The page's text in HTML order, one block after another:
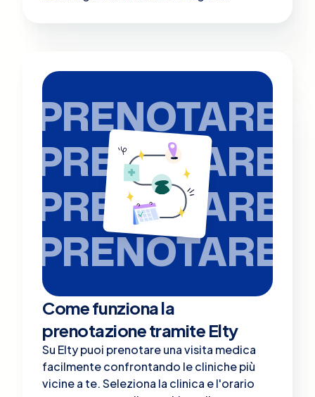
PRENOTARE
PRENOTARE
PRENOTARE
PRENOTARE
Come funziona la
prenotazione tramite Elty
Su Elty puoi prenotare una visita medica
facilmente confrontando le cliniche più
vicine a te. Seleziona la clinica e l'orario